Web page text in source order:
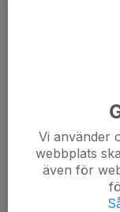
Vi använder
webbplats
även för